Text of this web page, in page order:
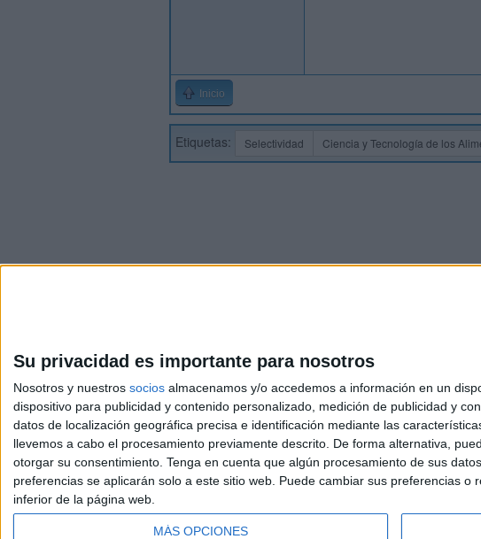
Su privacidad es importante para nosotros
Nosotros y nuestros socios almacenamos y/o accedemos a información en un
dispositivo para publicidad y contenido personalizado, medición de publicidad y
datos de localización geográfica precisa e identificación mediante las
llevemos a cabo el procesamiento previamente descrito. De forma alternativa,
otorgar su consentimiento. Tenga en cuenta que algún procesamiento de sus
preferencias se aplicarán solo a este sitio web. Puede cambiar sus preferencias
inferior de la página web.
MÁS OPCIONES
Inicio
Etiquetas: Selectividad Ciencia y Tecnología de los
Aviso legal|
© 2003-2026Compás